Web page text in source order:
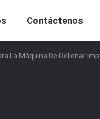
Contáctenos
La Máquina De Rellenar